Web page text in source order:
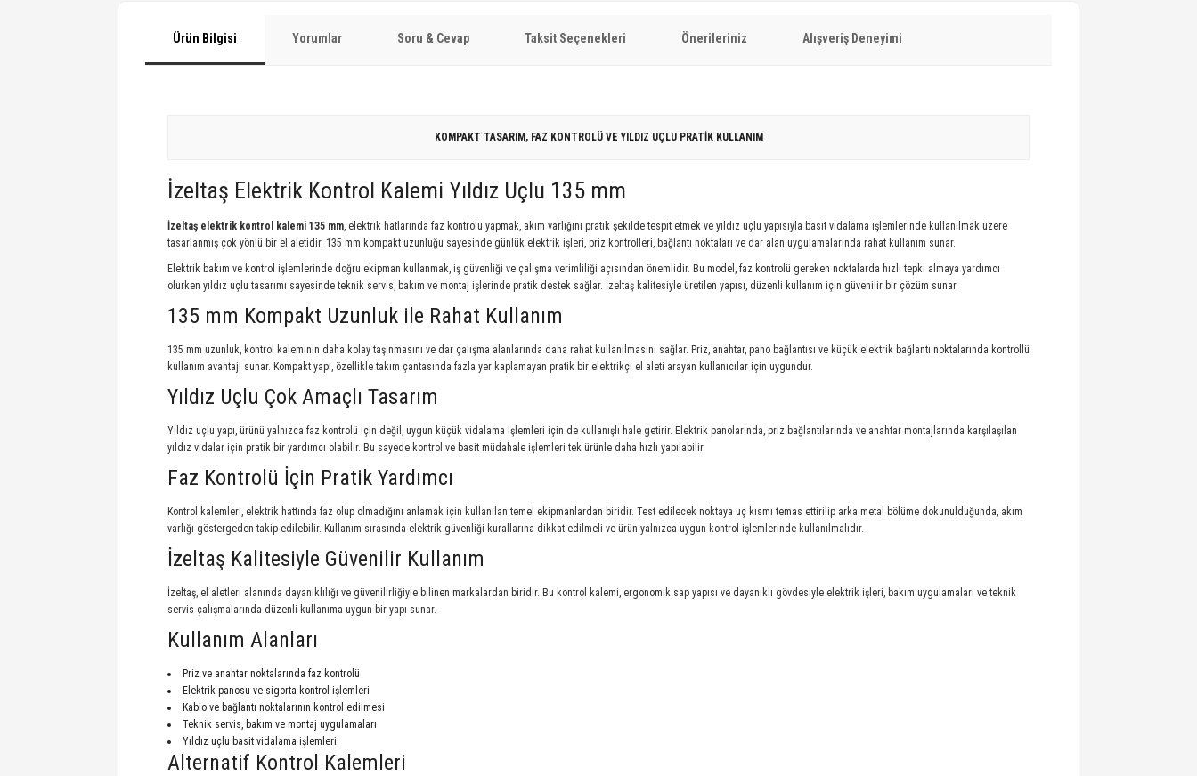
Ürün Bilgisi Yorumlar Soru & Cevap Taksit Seçenekleri Önerileriniz Alışveriş Deneyimi
KOMPAKT TASARIM, FAZ KONTROLÜ VE YILDIZ UÇLU PRATİK KULLANIM
İzeltaş Elektrik Kontrol Kalemi Yıldız Uçlu 135 mm
İzeltaş elektrik kontrol kalemi 135 mm, elektrik hatlarında faz kontrolü yapmak, akım varlığını pratik şekilde tespit etmek ve yıldız uçlu yapısıyla basit vidalama işlemlerinde kullanılmak üzere
tasarlanmış çok yönlü bir el aletidir. 135 mm kompakt uzunluğu sayesinde günlük elektrik işleri, priz kontrolleri, bağlantı noktaları ve dar alan uygulamalarında rahat kullanım sunar.
Elektrik bakım ve kontrol işlemlerinde doğru ekipman kullanmak, iş güvenliği ve çalışma verimliliği açısından önemlidir. Bu model, faz kontrolü gereken noktalarda hızlı tepki almaya yardımcı
olurken yıldız uçlu tasarımı sayesinde teknik servis, bakım ve montaj işlerinde pratik destek sağlar. İzeltaş kalitesiyle üretilen yapısı, düzenli kullanım için güvenilir bir çözüm sunar.
135 mm Kompakt Uzunluk ile Rahat Kullanım
135 mm uzunluk, kontrol kaleminin daha kolay taşınmasını ve dar çalışma alanlarında daha rahat kullanılmasını sağlar. Priz, anahtar, pano bağlantısı ve küçük elektrik bağlantı noktalarında kontrollü
kullanım avantajı sunar. Kompakt yapı, özellikle takım çantasında fazla yer kaplamayan pratik bir elektrikçi el aleti arayan kullanıcılar için uygundur.
Yıldız Uçlu Çok Amaçlı Tasarım
Yıldız uçlu yapı, ürünü yalnızca faz kontrolü için değil, uygun küçük vidalama işlemleri için de kullanışlı hale getirir. Elektrik panolarında, priz bağlantılarında ve anahtar montajlarında karşılaşılan
yıldız vidalar için pratik bir yardımcı olabilir. Bu sayede kontrol ve basit müdahale işlemleri tek ürünle daha hızlı yapılabilir.
Faz Kontrolü İçin Pratik Yardımcı
Kontrol kalemleri, elektrik hattında faz olup olmadığını anlamak için kullanılan temel ekipmanlardan biridir. Test edilecek noktaya uç kısmı temas ettirilip arka metal bölüme dokunulduğunda, akım
varlığı göstergeden takip edilebilir. Kullanım sırasında elektrik güvenliği kurallarına dikkat edilmeli ve ürün yalnızca uygun kontrol işlemlerinde kullanılmalıdır.
İzeltaş Kalitesiyle Güvenilir Kullanım
İzeltaş, el aletleri alanında dayanıklılığı ve güvenilirliğiyle bilinen markalardan biridir. Bu kontrol kalemi, ergonomik sap yapısı ve dayanıklı gövdesiyle elektrik işleri, bakım uygulamaları ve teknik
servis çalışmalarında düzenli kullanıma uygun bir yapı sunar.
Kullanım Alanları
Priz ve anahtar noktalarında faz kontrolü
Elektrik panosu ve sigorta kontrol işlemleri
Kablo ve bağlantı noktalarının kontrol edilmesi
Teknik servis, bakım ve montaj uygulamaları
Yıldız uçlu basit vidalama işlemleri
Alternatif Kontrol Kalemleri